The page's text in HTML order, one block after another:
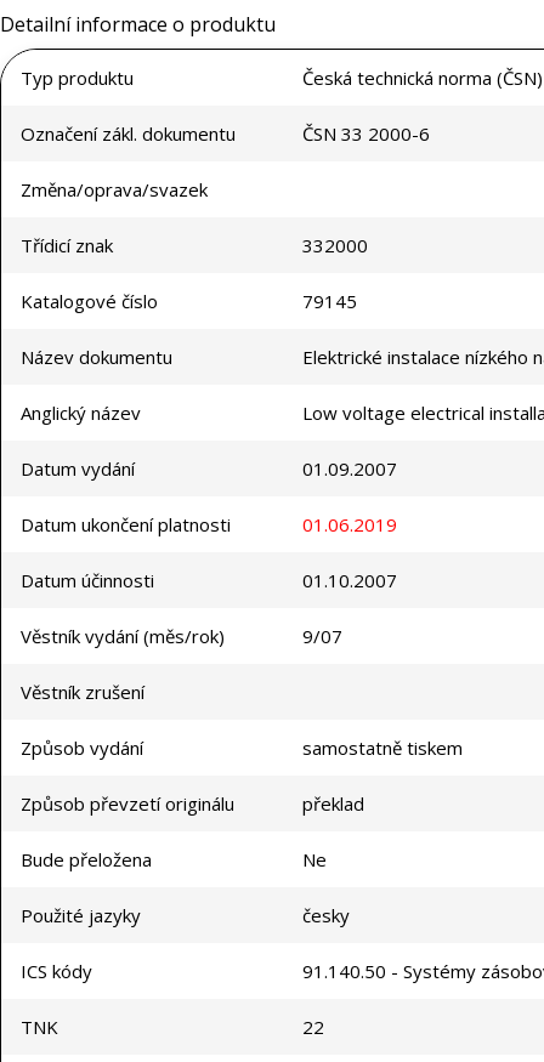
Detailní informace o produktu
Typ produktu Česká technická norma (ČSN)
Označení zákl. dokumentu ČSN 33 2000-6
Změna/oprava/svazek
Třídicí znak 332000
Katalogové číslo 79145
Název dokumentu Elektrické instalace nízkého
Anglický název Low voltage electrical
Datum vydání 01.09.2007
Datum ukončení platnosti 01.06.2019
Datum účinnosti 01.10.2007
Věstník vydání (měs/rok) 9/07
Věstník zrušení
Způsob vydání samostatně tiskem
Způsob převzetí originálu překlad
Bude přeložena Ne
Použité jazyky česky
ICS kódy 91.140.50 - Systémy
TNK 22